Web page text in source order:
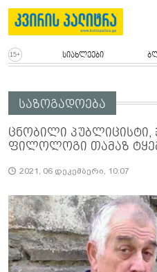
სიახლეები
საზოგადოება
ცნობილი პუბლიცისტი,
ფილოლოგი თამაზ
2021, 06 დეკემბერი, 10:07